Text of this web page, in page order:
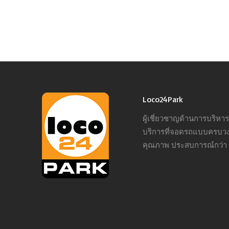
Loco24Park
ผู้เชี่ยวชาญด้านการบริหา
บริการที่จอดรถแบบครบว
คุณภาพ ประสบการณ์กว่า